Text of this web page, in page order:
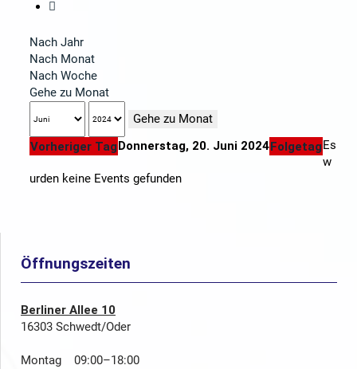
Nach Jahr
Nach Monat
Nach Woche
Gehe zu Monat
Gehe zu Monat
Vorheriger Tag Donnerstag, 20. Juni 2024 Folgetag Es
w
urden keine Events gefunden
Öffnungszeiten
Berliner Allee 10
16303 Schwedt/Oder
Montag 09:00–18:00